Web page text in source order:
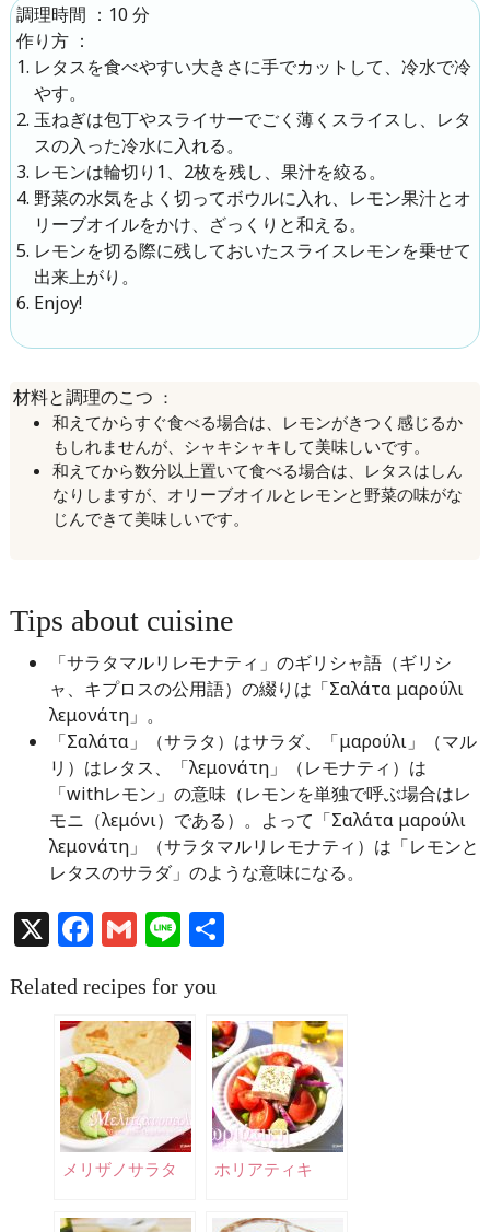
調理時間 ： 10 分
作り方
：
レタスを食べやすい大きさに手でカットして、冷水で冷
やす。
玉ねぎは包丁やスライサーでごく薄くスライスし、レタ
スの入った冷水に入れる。
レモンは輪切り1、2枚を残し、果汁を絞る。
野菜の水気をよく切ってボウルに入れ、レモン果汁とオ
リーブオイルをかけ、ざっくりと和える。
レモンを切る際に残しておいたスライスレモンを乗せて
出来上がり。
Enjoy!
材料と調理のこつ
：
和えてからすぐ食べる場合は、レモンがきつく感じるか
もしれませんが、シャキシャキして美味しいです。
和えてから数分以上置いて食べる場合は、レタスはしん
なりしますが、オリーブオイルとレモンと野菜の味がな
じんできて美味しいです。
Tips about cuisine
「サラタマルリレモナティ」のギリシャ語（ギリシ
ャ、キプロスの公用語）の綴りは「Σαλάτα μαρούλι
λεμονάτη」。
「Σαλάτα」（サラタ）はサラダ、「μαρούλι」（マル
リ）はレタス、「λεμονάτη」（レモナティ）は
「withレモン」の意味（レモンを単独で呼ぶ場合はレ
モニ（λεμόνι）である）。よって「Σαλάτα μαρούλι
λεμονάτη」（サラタマルリレモナティ）は「レモンと
レタスのサラダ」のような意味になる。
X Facebook
Gmail
Line共
Related recipes for you
メリザノサラタ ホリアティキ